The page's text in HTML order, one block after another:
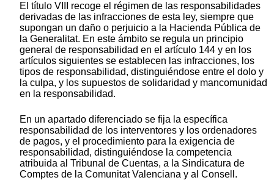
El título VIII recoge el régimen de las responsabilidades
derivadas de las infracciones de esta ley, siempre que
supongan un daño o perjuicio a la Hacienda Pública de
la Generalitat. En este ámbito se regula un principio
general de responsabilidad en el artículo 144 y en los
artículos siguientes se establecen las infracciones, los
tipos de responsabilidad, distinguiéndose entre el dolo y
la culpa, y los supuestos de solidaridad y mancomunidad
en la responsabilidad.
En un apartado diferenciado se fija la específica
responsabilidad de los interventores y los ordenadores
de pagos, y el procedimiento para la exigencia de
responsabilidad, distinguiéndose la competencia
atribuida al Tribunal de Cuentas, a la Sindicatura de
Comptes de la Comunitat Valenciana y al Consell.